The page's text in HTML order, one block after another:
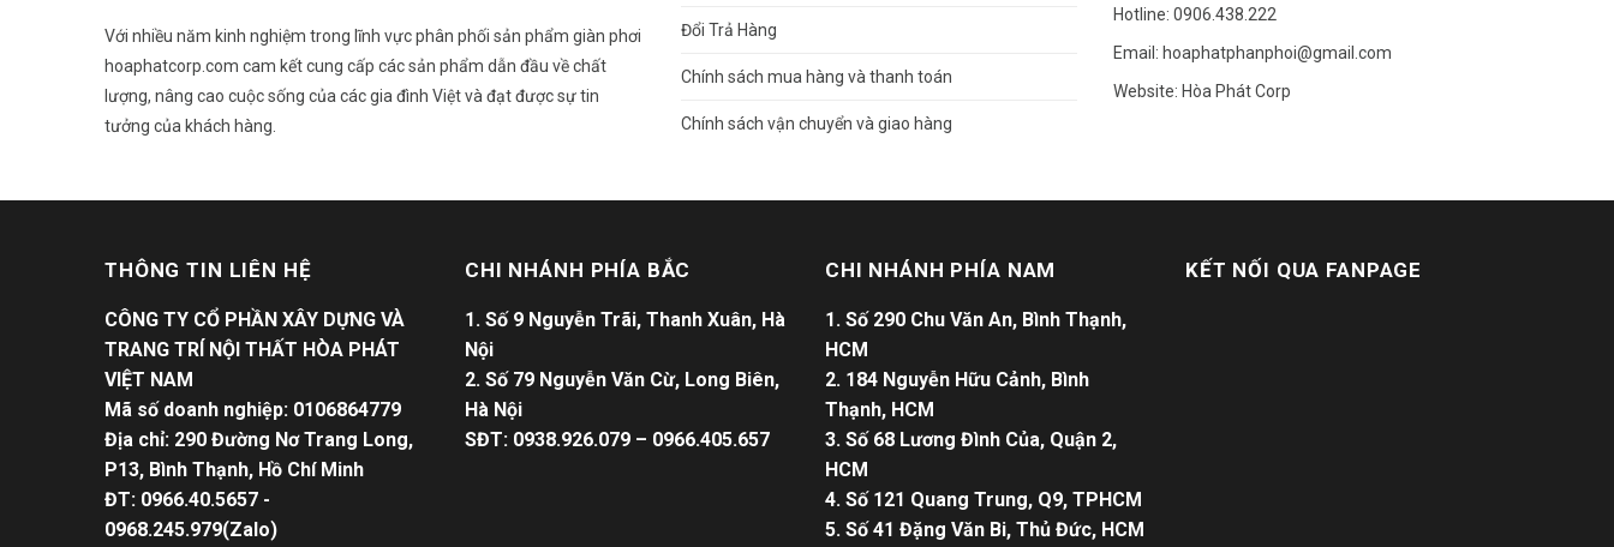
Với nhiều năm kinh nghiệm trong lĩnh vực phân phối sản phẩm giàn phơi
hoaphatcorp.com cam kết cung cấp các sản phẩm dẫn đầu về chất
lượng, nâng cao cuộc sống của các gia đình Việt và đạt được sự tin
tưởng của khách hàng.
Đổi Trả Hàng
Chính sách mua hàng và thanh toán
Chính sách vận chuyển và giao hàng
Hotline: 0906.438.222
Email: hoaphatphanphoi@gmail.com
Website: Hòa Phát Corp
THÔNG TIN LIÊN HỆ
CÔNG TY CỔ PHẦN XÂY DỰNG VÀ
TRANG TRÍ NỘI THẤT HÒA PHÁT
VIỆT NAM
Mã số doanh nghiệp: 0106864779
Địa chỉ: 290 Đường Nơ Trang Long,
P13, Bình Thạnh, Hồ Chí Minh
ĐT: 0966.40.5657 -
0968.245.979(Zalo)
CHI NHÁNH PHÍA BẮC
1. Số 9 Nguyễn Trãi, Thanh Xuân, Hà
Nội
2. Số 79 Nguyễn Văn Cừ, Long Biên,
Hà Nội
SĐT: 0938.926.079 – 0966.405.657
CHI NHÁNH PHÍA NAM
1. Số 290 Chu Văn An, Bình Thạnh,
HCM
2. 184 Nguyễn Hữu Cảnh, Bình
Thạnh, HCM
3. Số 68 Lương Đình Của, Quận 2,
HCM
4. Số 121 Quang Trung, Q9, TPHCM
5. Số 41 Đặng Văn Bi, Thủ Đức, HCM
KẾT NỐI QUA FANPAGE